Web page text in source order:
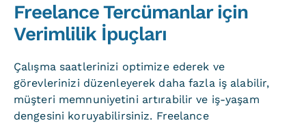
Diller
Hizmetler
Çözümler
İletişim
Freelance Tercümanlar için
Verimlilik İpuçları
Çalışma saatlerinizi optimize ederek ve
görevlerinizi düzenleyerek daha fazla iş alabilir,
müşteri memnuniyetini artırabilir ve iş-yaşam
dengesini koruyabilirsiniz. Freelance